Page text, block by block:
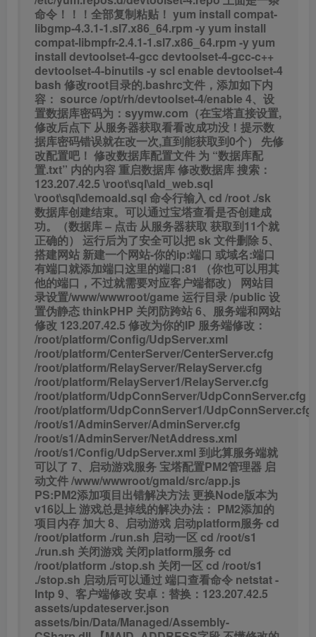
命令！！！全部复制粘贴！ yum install compat-
libgmp-4.3.1-1.sl7.x86_64.rpm -yyum install
compat-libmpfr-2.4.1-1.sl7.x86_64.rpm -yyum
install devtoolset-4-gcc devtoolset-4-gcc-c++
devtoolset-4-binutils -yscl enable devtoolset-4
bash 修改root目录的.bashrc文件，添加如下内
容： source /opt/rh/devtoolset-4/enable 4、设
置数据库密码为：syymw.com（在宝塔直接设置,
修改后点下 从服务器获取看看改成功没！提示数
据库密码错误就在改一次,直到能获取到0个）
先修
改配置吧！ 修改数据库配置文件 为 “数据库配
置.txt” 内的内容重启数据库修改数据库 搜索：
123.207.42.5 \root\sql\ald_web.sql
\root\sql\demoald.sql 命令行输入 cd /root ./sk
数据库创建结束。可以通过宝塔查看是否创建成
功。（数据库 – 点击 从服务器获取 获取到11个就
正确的）
运行后为了安全可以把 sk 文件删除5、
搭建网站 新建一个网站-你的ip:端口 或域名:端口
有端口就添加端口这里的端口:81 （你也可以用其
他的端口，不过就需要对应客户端都改）
网站目
录设置/www/wwwroot/game 运行目录 /public 设
置伪静态 thinkPHP 关闭防跨站6、服务端和网站
修改 123.207.42.5 修改为你的IP 服务端修改：
/root/platform/Config/UdpServer.xml
/root/platform/CenterServer/CenterServer.cfg
/root/platform/RelayServer/RelayServer.cfg
/root/platform/RelayServer1/RelayServer.cfg
/root/platform/UdpConnServer/UdpConnServer.cfg
/root/platform/UdpConnServer1/UdpConnServer.cfg
/root/s1/AdminServer/AdminServer.cfg
/root/s1/AdminServer/NetAddress.xml
/root/s1/Config/UdpServer.xml 到此算服务端就
可以了 7、启动游戏服务 宝塔配置PM2管理器 启
动文件/www/wwwroot/gmald/src/app.js
PS:PM2添加项目出错解决方法 更换Node版本为
v16以上游戏总是掉线的解决办法： PM2添加的
项目内存 加大8、启动游戏 启动platform服务cd
/root/platform ./run.sh 启动一区cd /root/s1
./run.sh 关闭游戏 关闭platform服务cd
/root/platform ./stop.sh 关闭一区cd /root/s1
./stop.sh 启动后可以通过端口查看命令 netstat -
lntp 9、客户端修改安卓：替换：123.207.42.5
assets/updateserver.json
assets/bin/Data/Managed/Assembly-